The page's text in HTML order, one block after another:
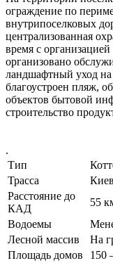
ограждение по
внутрипоселковых
централизованная
время с
организовано
ландшафтный уход на
благоустроен пляж,
объектов бытовой
строительство
.
Тип
Трасса
Расстояние до
КАД
55
Водоемы
Лесной массив
На
Площадь домов
150